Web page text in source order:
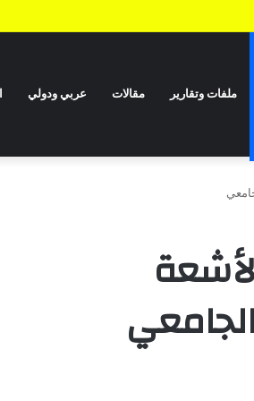
ملفات وتقارير مقالات عربي ودولي